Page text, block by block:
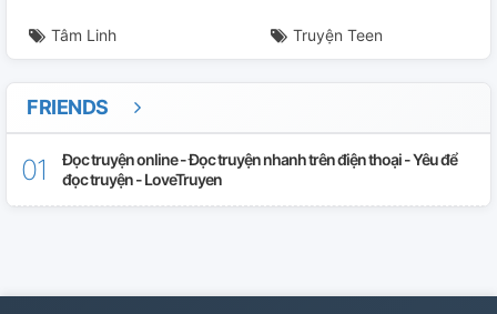
Tâm Linh Truyện Teen
FRIENDS
Đọc truyện online - Đọc truyện nhanh trên điện thoại - Yêu để
đọc truyện - LoveTruyen